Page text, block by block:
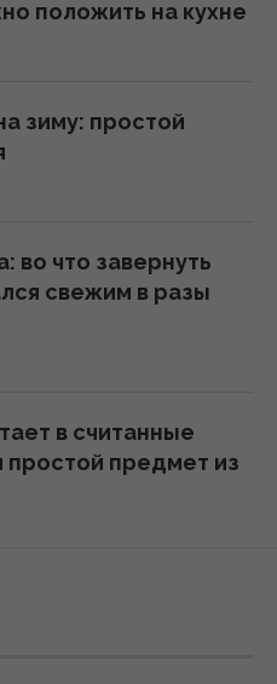
в этот день
систему:
№1 по
будут работать
работы
признали
боевиком в
которое говорит
положить на кухне
зиму: простой
во что завернуть
свежим в разы
в считанные
предмет из
за секунды